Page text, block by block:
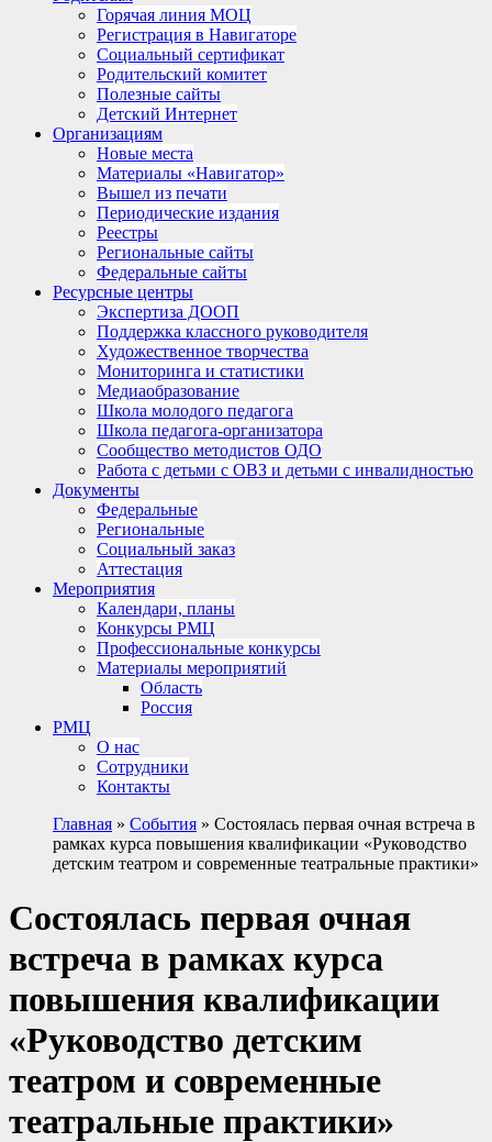
Горячая линия МОЦ
Регистрация в Навигаторе
Социальный сертификат
Родительский комитет
Полезные сайты
Детский Интернет
Организациям
Новые места
Материалы «Навигатор»
Вышел из печати
Периодические издания
Реестры
Региональные сайты
Федеральные сайты
Ресурсные центры
Экспертиза ДООП
Поддержка классного руководителя
Художественное творчества
Мониторинга и статистики
Медиаобразование
Школа молодого педагога
Школа педагога-организатора
Сообщество методистов ОДО
Работа с детьми с ОВЗ и детьми с инвалидностью
Документы
Федеральные
Региональные
Социальный заказ
Аттестация
Мероприятия
Календари, планы
Конкурсы РМЦ
Профессиональные конкурсы
Материалы мероприятий
Область
Россия
РМЦ
О нас
Сотрудники
Контакты
Главная » События » Состоялась первая очная встреча в
рамках курса повышения квалификации «Руководство
детским театром и современные театральные практики»
Состоялась первая очная
встреча в рамках курса
повышения квалификации
«Руководство детским
театром и современные
театральные практики»